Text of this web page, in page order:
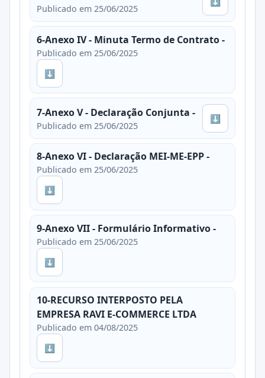
Publicado em 25/06/2025
6-Anexo IV - Minuta Termo de Contrato -
Publicado em 25/06/2025
⬇
7-Anexo V - Declaração Conjunta -
Publicado em 25/06/2025
⬇
8-Anexo VI - Declaração MEI-ME-EPP -
Publicado em 25/06/2025
⬇
9-Anexo VII - Formulário Informativo -
Publicado em 25/06/2025
⬇
10-RECURSO INTERPOSTO PELA
EMPRESA RAVI E-COMMERCE LTDA
Publicado em 04/08/2025
⬇